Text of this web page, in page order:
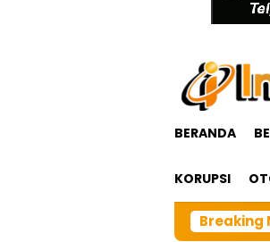
BERANDA
KORUPSI
Breaking
Besar BRI cabangTarutung Gelar